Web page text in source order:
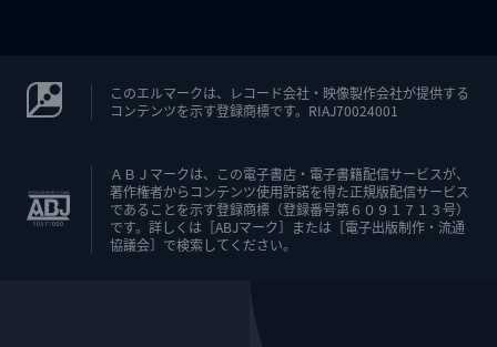
このエルマークは、レコード会社・映像製作会社が提供する
コンテンツを示す登録商標です。RIAJ70024001
ＡＢＪマークは、この電子書店・電子書籍配信サービスが、
著作権者からコンテンツ使用許諾を得た正規版配信サービス
であることを示す登録商標（登録番号第６０９１７１３号）
です。詳しくは［ABJマーク］または［電子出版制作・流通
協議会］で検索してください。